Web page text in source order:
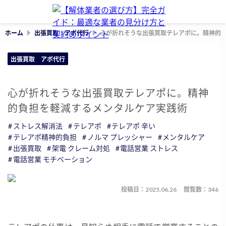
ホーム 出張買取 アポ代行 心が折れそうな出張買取テレアポに。精神的
出張買取 アポ代行
心が折れそうな出張買取テレアポに。精神
的負担を軽減するメンタルケア実践術
ストレス解消法 テレアポ
テレアポ 辛い
テレアポ精神的負担
ノルマ プレッシャー
メンタルケア
出張買取
架電 クレーム対処
電話営業 ストレス
電話営業 モチベーション
投稿日：2025.06.26 閲覧数：346